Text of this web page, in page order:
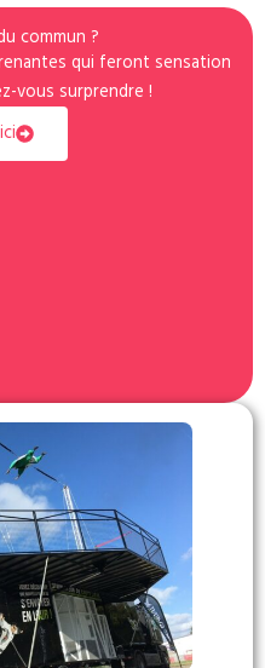
commun ?
qui feront sensation
vous surprendre !